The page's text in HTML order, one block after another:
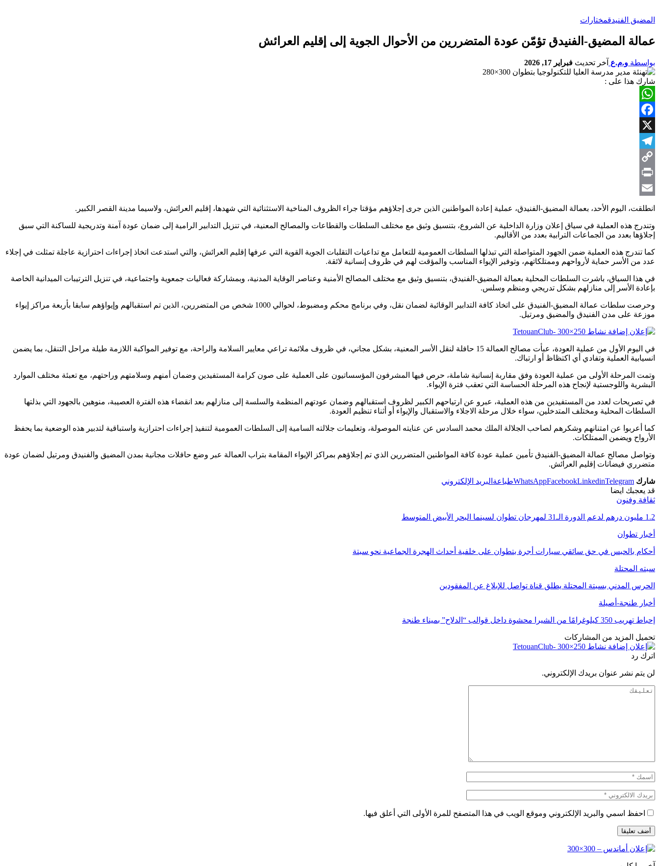
المضيق الفنيدقمختارات
عمالة المضيق-الفنيدق تؤمّن عودة المتضررين من الأحوال الجوية إلى إقليم العرائش
بواسطة و.م.ع آخر تحديث فبراير 17, 2026
شارك هذا على :
WhatsApp
Facebook
X
Telegram
Copy
Link
Print
Email
انطلقت، اليوم الأحد، بعمالة المضيق-الفنيدق، عملية إعادة المواطنين الذين جرى إجلاؤهم مؤقتا جراء الظروف المناخية الاستثنائية التي شهدها، إقليم العرائش، ولاسيما مدينة القصر الكبير.
وتندرج هذه العملية في سياق إعلان وزارة الداخلية عن الشروع، بتنسيق وثيق مع مختلف السلطات والقطاعات والمصالح المعنية، في تنزيل التدابير الرامية إلى ضمان عودة آمنة وتدريجية للساكنة التي سبق
إجلاؤها بعدد من الجماعات الترابية بعدد من الأقاليم.
كما تندرج هذه العملية ضمن الجهود المتواصلة التي تبذلها السلطات العمومية للتعامل مع تداعيات التقلبات الجوية القوية التي عرفها إقليم العرائش، والتي استدعت اتخاذ إجراءات احترازية عاجلة تمثلت في إجلاء
عدد من الأسر حماية لأرواحهم وممتلكاتهم، وتوفير الإيواء المناسب والمؤقت لهم في ظروف إنسانية لائقة.
في هذا السياق، باشرت السلطات المحلية بعمالة المضيق-الفنيدق، بتنسيق وثيق مع مختلف المصالح الأمنية وعناصر الوقاية المدنية، وبمشاركة فعاليات جمعوية واجتماعية، في تنزيل الترتيبات الميدانية الخاصة
بإعادة الأسر إلى منازلهم بشكل تدريجي ومنظم وسلس.
وحرصت سلطات عمالة المضيق-الفنيدق على اتخاذ كافة التدابير الوقائية لضمان نقل، وفي برنامج محكم ومضبوط، لحوالي 1000 شخص من المتضررين، الذين تم استقبالهم وإيواؤهم سابقا بأربعة مراكز إيواء
موزعة على مدن الفنيدق والمضيق ومرتيل.
في اليوم الأول من عملية العودة، عبأت مصالح العمالة 15 حافلة لنقل الأسر المعنية، بشكل مجاني، في ظروف ملائمة تراعي معايير السلامة والراحة، مع توفير المواكبة اللازمة طيلة مراحل التنقل، بما يضمن
انسيابية العملية وتفادي أي اكتظاظ أو ارتباك.
وتمت المرحلة الأولى من عملية العودة وفق مقاربة إنسانية شاملة، حرص فيها المشرفون المؤسساتيون على العملية على صون كرامة المستفيدين وضمان أمنهم وسلامتهم وراحتهم، مع تعبئة مختلف الموارد
البشرية واللوجستية لإنجاح هذه المرحلة الحساسة التي تعقب فترة الإيواء.
في تصريحات لعدد من المستفيدين من هذه العملية، عبرو عن ارتياحهم الكبير لظروف استقبالهم وضمان عودتهم المنظمة والسلسة إلى منازلهم بعد انقضاء هذه الفترة العصيبة، منوهين بالجهود التي بذلتها
السلطات المحلية ومختلف المتدخلين، سواء خلال مرحلة الاجلاء والاستقبال والإيواء أو أثناء تنظيم العودة.
كما أعربوا عن امتنانهم وشكرهم لصاحب الجلالة الملك محمد السادس عن عنايته الموصولة، وتعليمات جلالته السامية إلى السلطات العمومية لتنفيذ إجراءات احترازية واستباقية لتدبير هذه الوضعية بما يحفظ
الأرواح ويضمن الممتلكات.
وتواصل مصالح عمالة المضيق-الفنيدق تأمين عملية عودة كافة المواطنين المتضررين الذي تم إجلاؤهم بمراكز الإيواء المقامة بتراب العمالة عبر وضع حافلات مجانية بمدن المضيق والفنيدق ومرتيل لضمان عودة
متضرري فيضانات إقليم العرائش.
شارك WhatsAppFacebookLinkedinTelegram طباعة البريد الإلكتروني
قد يعجبك ايضا
ثقافة وفنون
1.2 مليون درهم لدعم الدورة الـ31 لمهرجان تطوان لسينما البحر الأبيض المتوسط
أخبار تطوان
أحكام بالحبس في حق سائقي سيارات أجرة بتطوان على خلفية أحداث الهجرة الجماعية نحو سبتة
سبته المحتلة
الحرس المدني بسبتة المحتلة يطلق قناة تواصل للإبلاغ عن المفقودين
أخبار طنجة-أصيلة
إحباط تهريب 350 كيلوغرامًا من الشيرا محشوة داخل قوالب “الدلاح” بميناء طنجة
تحميل المزيد من المشاركات
اترك رد
لن يتم نشر عنوان بريدك الإلكتروني.
احفظ اسمي والبريد الإلكتروني وموقع الويب في هذا المتصفح للمرة الأولى التي أعلق فيها.